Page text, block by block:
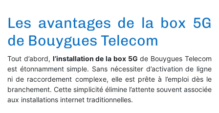
Les avantages de la box 5G
de Bouygues Telecom
Tout d’abord, l’installation de la box 5G de Bouygues Telecom
est étonnamment simple. Sans nécessiter d’activation de ligne
ni de raccordement complexe, elle est prête à l’emploi dès le
branchement. Cette simplicité élimine l’attente souvent associée
aux installations internet traditionnelles.